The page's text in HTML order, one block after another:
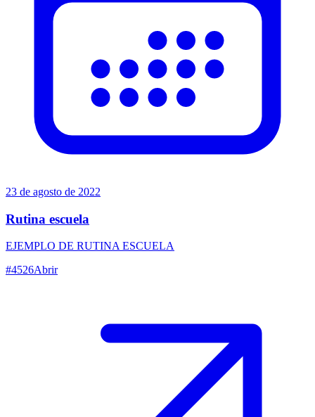
23 de agosto de 2022
Rutina escuela
EJEMPLO DE RUTINA ESCUELA
#4526Abrir